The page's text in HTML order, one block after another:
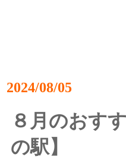
2024/08/05
８月のおす
の駅】